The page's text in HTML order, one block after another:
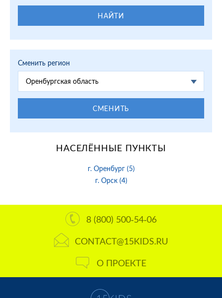
НАЙТИ
Сменить регион
Оренбургская область
СМЕНИТЬ
НАСЕЛЁННЫЕ ПУНКТЫ
г. Оренбург (5)
г. Орск (4)
8 (800) 500-54-06
CONTACT@15KIDS.RU
О ПРОЕКТЕ